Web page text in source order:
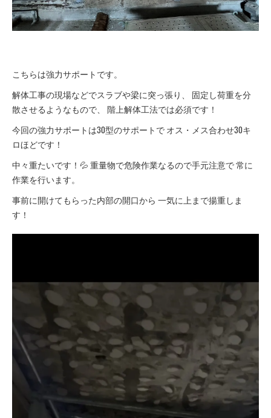
こちらは強力サポートです。
解体工事の現場などでスラブや梁に突っ張り、 固定し荷重を分
散させるようなもので、 階上解体工法では必須です！
今回の強力サポートは30型のサポートで オス・メス合わせ30キ
ロほどです！
中々重たいです！💦 重量物で危険作業なるので手元注意で 常に
作業を行います。
事前に開けてもらった内部の開口から 一気に上まで揚重しま
す！